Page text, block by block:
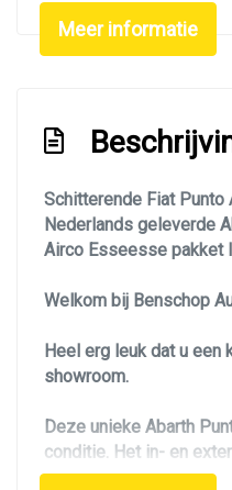
Stuur verstelbaar
Stuurbekrachtiging
Achterruitwisser
Achterspoiler
Buitenspiegels
verwarmbaar
Buitenspiegels
Centrale
Lichtmetalen velgen
Mistlampen voor
Meer informatie
Schitterende Fiat
Nederlands geleverde
Airco Esseesse pakket
Welkom bij Benschop
Heel erg leuk dat u een
showroom.
Deze unieke Abarth
conditie. Het in- en
Deze origineel